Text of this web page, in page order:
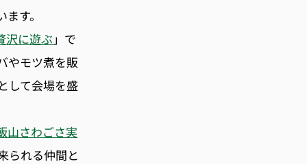
す。
沢に遊ぶ」で
やモツ煮を販
して会場を盛
山さわごさ実
られる仲間と